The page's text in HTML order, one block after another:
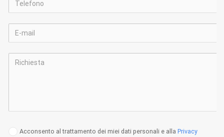
Acconsento al trattamento dei miei dati personali e alla Privacy